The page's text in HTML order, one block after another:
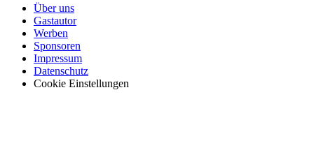
Über uns
Gastautor
Werben
Sponsoren
Impressum
Datenschutz
Cookie Einstellungen